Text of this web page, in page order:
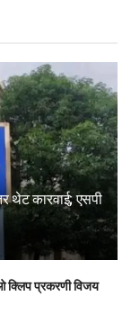
थेट कारवाई; एसपी
क्लिप प्रकरणी विजय